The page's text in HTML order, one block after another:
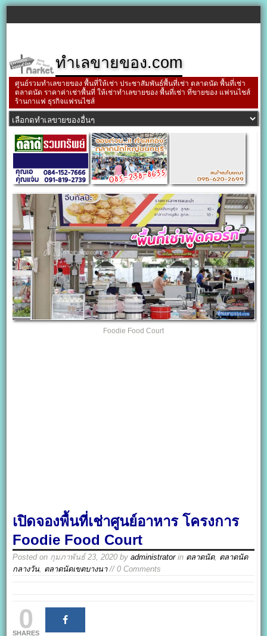
ทำเลขายของ.com
ศูนย์รวมทำเลขายของ พื้นที่ให้เช่า ประชาสัมพันธ์พื้นที่เช่า ตลาดนัด พื้นที่เช่า
ตลาดนัด ราคาค่าเช่าพื้นที่ ให้เช่าทำเลขายของ พื้นที่เช่า ที่ขายของ แฟรนไชส์
ร้านกาแฟ ธุรกิจแฟรนไชส์
Foodie Food Court
เปิดจองพื้นที่เช่าศูนย์อาหาร โครงการ
Foodie Food Court
Posted on กุมภาพันธ์ 23, 2020 byadministratorin ตลาดนัด, ตลาดนัด
กลางวัน, ตลาดนัดเขตบางนา// 0 Comments
0
SHARES